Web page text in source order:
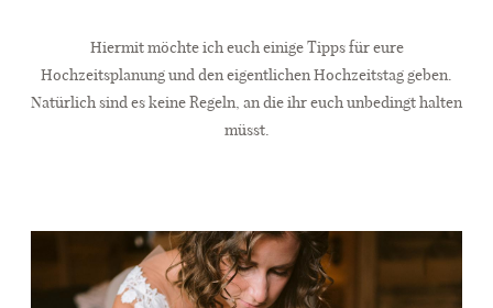
Hiermit möchte ich euch einige Tipps für eure
Hochzeitsplanung und den eigentlichen Hochzeitstag geben.
Natürlich sind es keine Regeln, an die ihr euch unbedingt halten
müsst.